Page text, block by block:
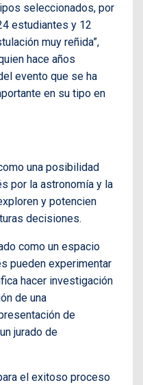
seleccionados, por
estudiantes y 12
muy reñida”,
hace años
evento que se ha
en su tipo en
una posibilidad
por la astronomía y la
y potencien
decisiones.
como un espacio
pueden experimentar
hacer investigación
de una
de
jurado de
el exitoso proceso